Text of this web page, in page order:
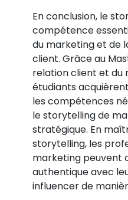
En conclusion, le
compétence
du marketing et de
client. Grâce au
relation client et du
étudiants
les compétences
le storytelling de
stratégique. En
storytelling, les
marketing peuvent
authentique avec
influencer de